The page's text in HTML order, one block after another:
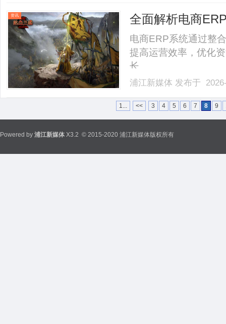
常是包含了话费补贴
资讯
全面解析电商
应用价值
电商ERP系统通过整
提高运营效率，优化
长。......
浦江新媒体 发布于
1... << 3 4 5 6 7 8 9
Powered by 浦江新媒体 X3.2 © 2015-2020 浦江新媒体版权所有